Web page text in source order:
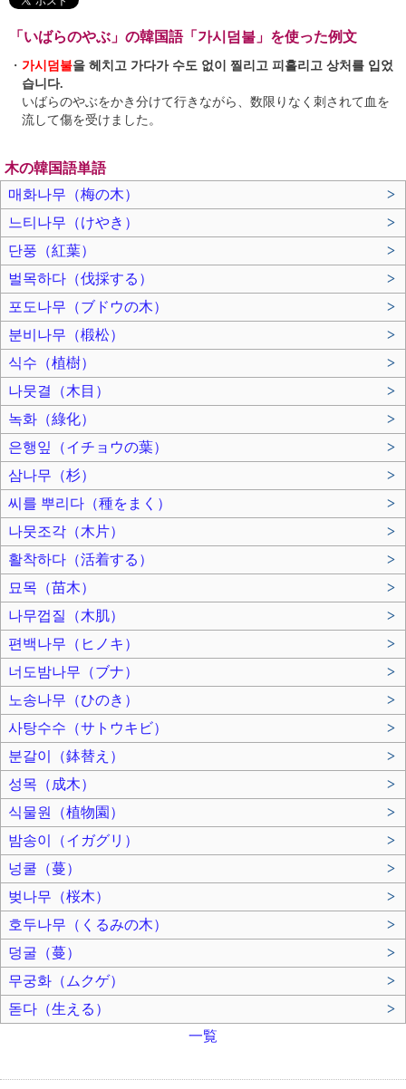
「いばらのやぶ」の韓国語「가시덤불」を使った例文
・ 가시덤불을 헤치고 가다가 수도 없이 찔리고 피흘리고 상처를 입었
습니다.
いばらのやぶをかき分けて行きながら、数限りなく刺されて血を
流して傷を受けました。
木の韓国語単語
매화나무（梅の木）
>
느티나무（けやき）
>
단풍（紅葉）
>
벌목하다（伐採する）
>
포도나무（ブドウの木）
>
분비나무（椴松）
>
식수（植樹）
>
나뭇결（木目）
>
녹화（綠化）
>
은행잎（イチョウの葉）
>
삼나무（杉）
>
씨를 뿌리다（種をまく）
>
나뭇조각（木片）
>
활착하다（活着する）
>
묘목（苗木）
>
나무껍질（木肌）
>
편백나무（ヒノキ）
>
너도밤나무（ブナ）
>
노송나무（ひのき）
>
사탕수수（サトウキビ）
>
분갈이（鉢替え）
>
성목（成木）
>
식물원（植物園）
>
밤송이（イガグリ）
>
넝쿨（蔓）
>
벚나무（桜木）
>
호두나무（くるみの木）
>
덩굴（蔓）
>
무궁화（ムクゲ）
>
돋다（生える）
>
一覧